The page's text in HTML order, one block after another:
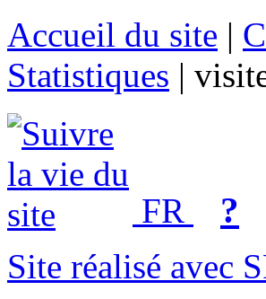
Accueil du site |
Statistiques |
FR ?
Site réalisé avec